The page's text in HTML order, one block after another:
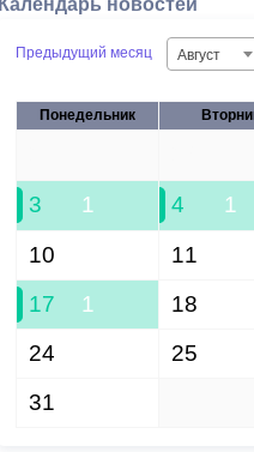
Календарь новостей
Предыдущий месяц Август
Понедельник
3 1 4 1
10 11
17 1 18
24 25
31